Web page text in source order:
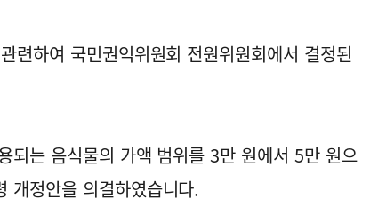
련하여 국민권익위원회 전원위원회에서 결정된
되는 음식물의 가액 범위를 3만 원에서 5만 원으
개정안을 의결하였습니다.